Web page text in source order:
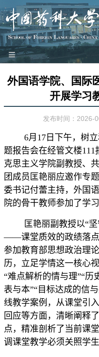
≡
本院概况
师资队伍
教学科研
党建工作
团学园地
工会之家
对外交流
特色品牌
关工委
English
外国语学院、国际
开展学习
发布时间：2026-
6月 17 日下午，树
题报告会在经管文楼111
克思主义学院副教授、
团成员匡艳丽应邀作专
委书记付蕾主持， 外国
院的骨干教师参加 了学习
匡艳丽副教授以“
——课堂质效的政绩落
参加教育部思想政治理
历，立足学情这一核心
“难点解析的情与理”“历
表与本”“目标达成的信
线教学案例，从课堂引
回应等方面 ，清晰阐释
点，精准剖析了当前课
调课堂教学必须关照学